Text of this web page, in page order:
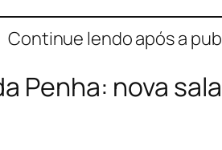
Continue lendo após a
Penha: nova